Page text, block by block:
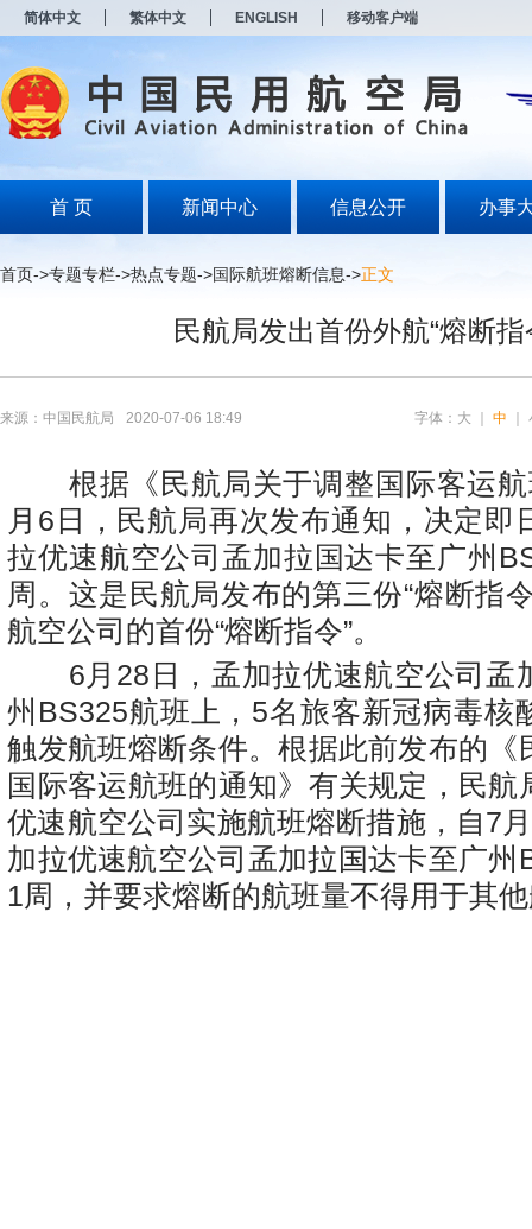
简体中文 繁体中文 ENGLISH 移动客户端
首 页 新闻中心 信息公开 办事
首页->专题专栏->热点专题->国际航班熔断信息->正文
民航局发出首份外航“熔断指
来源：中国民航局 2020-07-06 18:49 字体： 大 中
根据《民航局关于调整国际客运航
月6日，民航局再次发布通知，决定即
拉优速航空公司孟加拉国达卡至广州
周。这是民航局发布的第三份“熔断指
航空公司的首份“熔断指令”。
6月28日，孟加拉优速航空公司孟
州BS325航班上，5名旅客新冠病毒核
触发航班熔断条件。根据此前发布的《
国际客运航班的通知》有关规定，民航
优速航空公司实施航班熔断措施，自7
加拉优速航空公司孟加拉国达卡至广州
1周，并要求熔断的航班量不得用于其
打
开
无
障
说
按
Alt
开